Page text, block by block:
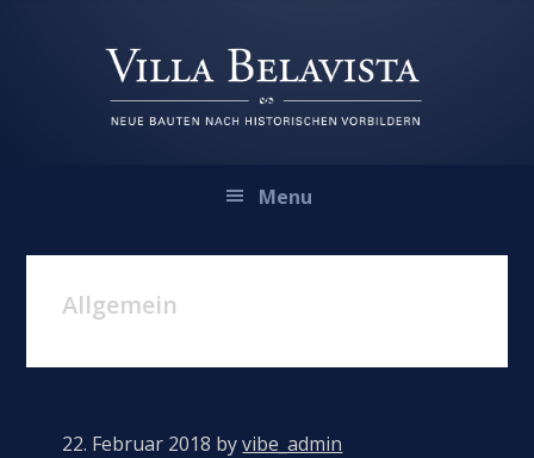
Hauptnavigation
Menu
Allgemein
22. Februar 2018 byvibe_admin